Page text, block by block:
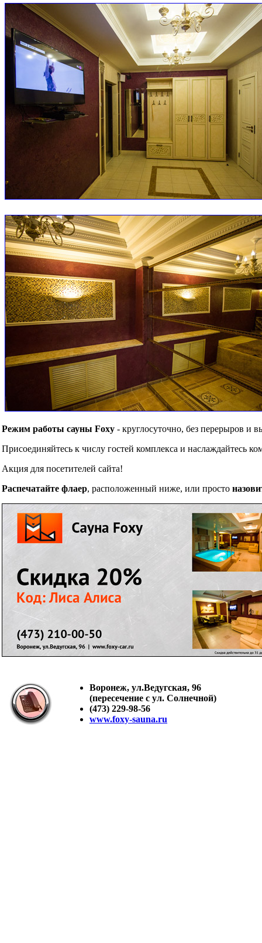
Режим работы сауны Foxy - круглосуточно, без перерыров и
Присоединяйтесь к числу гостей комплекса и наслаждайтесь
Акция для посетителей сайта!
Распечатайте флаер, расположенный ниже, или просто
Воронеж, ул.Ведугская, 96
(пересечение с ул. Солнечной)
(473) 229-98-56
www.foxy-sauna.ru